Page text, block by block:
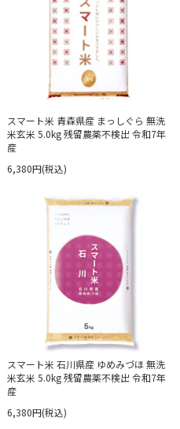
スマート米 青森県産 まっしぐら 無洗
米玄米 5.0kg 残留農薬不検出 令和7年
産
6,380円(税込)
スマート米 石川県産 ゆめみづほ 無洗
米玄米 5.0kg 残留農薬不検出 令和7年
産
6,380円(税込)